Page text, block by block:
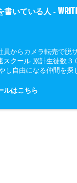
書いている人 -
員からカメラ転売で脱
スクール 累計生徒数３
し自由になる仲間を探
ルはこちら